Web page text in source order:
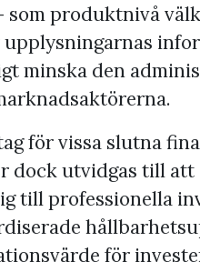
som produktnivå
minska den
för vissa slutna
dock utvidgas till
till professionella
för